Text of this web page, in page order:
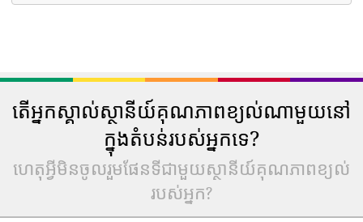
តើអ្នកស្គាល់ស្ថានីយ៍គុណភាពខ្យល់ណាមួយនៅ
ក្នុងតំបន់របស់អ្នកទេ?
ហេតុអ្វីមិនចូលរួមផែនទីជាមួយស្ថានីយ៍គុណភាពខ្យល់
របស់អ្នក?